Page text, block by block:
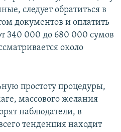
следует обратиться в
документов и оплатить
340 000 до 680 000 сумов
около
простоту процедуры,
массового желания
наблюдатели, в
тенденция находит